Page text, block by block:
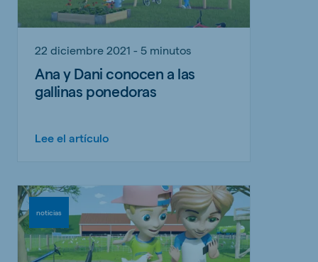
22 diciembre 2021 - 5 minutos
Ana y Dani conocen a las
gallinas ponedoras
Lee el artículo
noticias